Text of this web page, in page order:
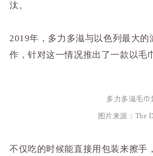
汰。
2019年，多力多滋与以色列最大的
作，针对这一情况推出了一款以毛
多力多滋毛巾
图片来源：The
不仅吃的时候能直接用包装来擦手